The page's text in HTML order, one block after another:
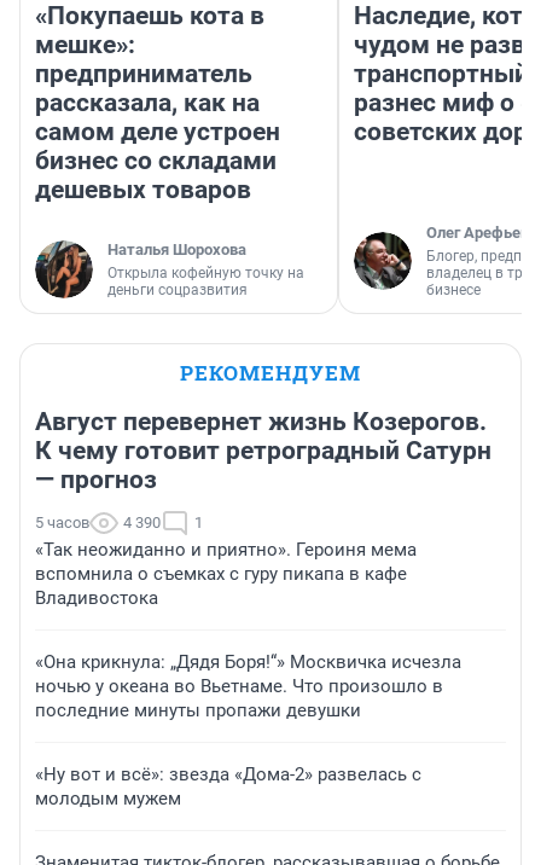
«Покупаешь кота в
мешке»:
предприниматель
рассказала, как на
самом деле устроен
бизнес со складами
дешевых товаров
Наталья Шорохова
Открыла кофейную точку на
деньги соцразвития
Наследие,
чудом не
транспортный
разнес миф о
советских
Олег Арефьев
Блогер,
владелец в
бизнесе
РЕКОМЕНДУЕМ
Август перевернет жизнь Козерогов.
К чему готовит ретроградный Сатурн
— прогноз
5 часов 4 390 1
«Так неожиданно и приятно». Героиня мема
вспомнила о съемках с гуру пикапа в кафе
Владивостока
«Она крикнула: „Дядя Боря!“» Москвичка исчезла
ночью у океана во Вьетнаме. Что произошло в
последние минуты пропажи девушки
«Ну вот и всё»: звезда «Дома-2» развелась с
молодым мужем